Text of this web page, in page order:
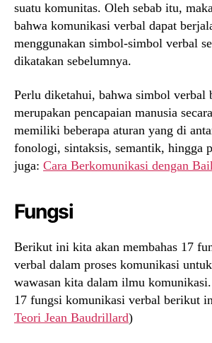
suatu komunitas. Oleh sebab itu,
bahwa komunikasi verbal dapat
menggunakan simbol-simbol verbal
dikatakan sebelumnya.
Perlu diketahui, bahwa simbol verbal
merupakan pencapaian manusia
memiliki beberapa aturan yang di
fonologi, sintaksis, semantik, hingga
juga: Cara Berkomunikasi dengan
Fungsi
Berikut ini kita akan membahas 17
verbal dalam proses komunikasi
wawasan kita dalam ilmu
17 fungsi komunikasi verbal berikut
Teori Jean Baudrillard)